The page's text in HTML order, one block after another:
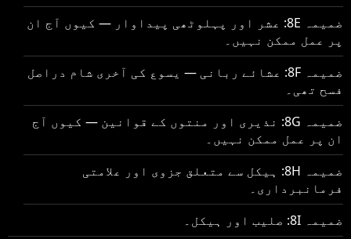
ضمیمہ 8E: عشر اور پہلوٹھی پیداوار — کیوں آج ان
پر عمل ممکن نہیں۔
ضمیمہ 8F: عشائے ربانی — یسوع کی آخری شام دراصل
فسح تھی۔
ضمیمہ 8G: نذیری اور منتوں کے قوانین — کیوں آج
ان پر عمل ممکن نہیں۔
ضمیمہ 8H: ہیکل سے متعلق جزوی اور علامتی
فرمانبرداری۔
ضمیمہ 8I: صلیب اور ہیکل۔